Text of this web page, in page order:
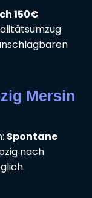
150€
Mersin
Spontane
nach